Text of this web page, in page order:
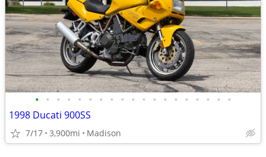
• • • • • • • • • • • • • • • • • • •
1998 Ducati 900SS
7/17 3,900mi Madison